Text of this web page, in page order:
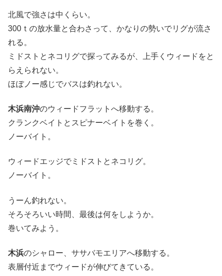
北風で強さは中くらい。
300ｔの放水量と合わさって、かなりの勢いでリグが流さ
れる。
ミドストとネコリグで探ってみるが、上手くウィードをと
らえられない。
ほぼノー感じでバスは釣れない。
木浜南沖のウィードフラットへ移動する。
クランクベイトとスピナーベイトを巻く。
ノーバイト。
ウィードエッジでミドストとネコリグ。
ノーバイト。
うーん釣れない。
そろそろいい時間、最後は何をしようか。
巻いてみよう。
木浜のシャロー、ササバモエリアへ移動する。
表層付近までウィードが伸びてきている。